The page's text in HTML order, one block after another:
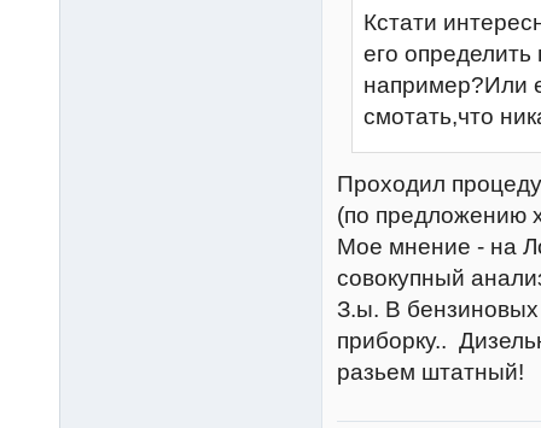
Кстати
его
например?Или
смотать,что
Проходил
(по предложению
Мое мнение - на
совокупный
З.ы. В бензиновых
приборку..
разьем штатный!